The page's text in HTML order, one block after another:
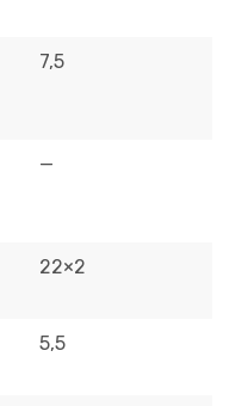
7,5
—
22×2
5,5